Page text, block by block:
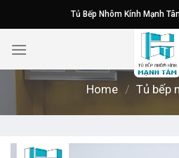
to
content
Tủ Bếp Nhôm Kính Mạnh
Home / Tủ bếp